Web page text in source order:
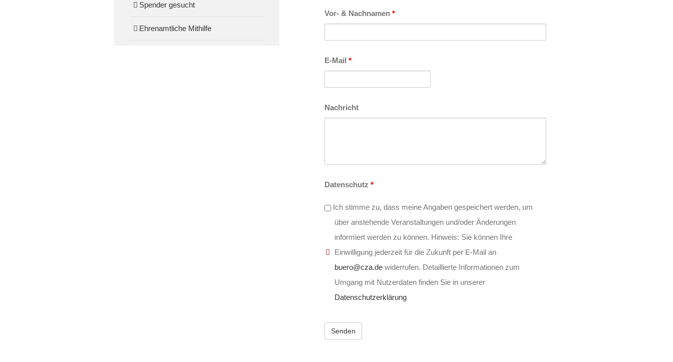
Vor- & Nachnamen*
E-Mail*
Nachricht
Datenschutz*
Ich stimme zu, dass meine Angaben gespeichert werden, um
über anstehende Veranstaltungen und/oder Änderungen
informiert werden zu können. Hinweis: Sie können Ihre
Einwilligung jederzeit für die Zukunft per E-Mail an
buero@cza.de widerrufen. Detaillierte Informationen zum
Umgang mit Nutzerdaten finden Sie in unserer
Datenschutzerklärung
Spender gesucht
Ehrenamtliche Mithilfe